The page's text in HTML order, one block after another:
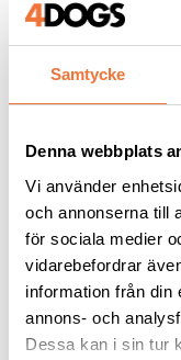
Samtycke
Denna webbplats
Vi använder
och annonserna till
för sociala medier
vidarebefordrar
information från din
annons- och
Dessa kan i sin tur